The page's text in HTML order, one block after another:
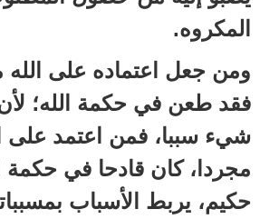
المكروه.
ومن جعل اعتماده على الله
فقد طعن في حكمة الله؛
شيء سببا، فمن اعتمد على
مجردا، كان قادحا في حكمة
حكيم، يربط الأسباب